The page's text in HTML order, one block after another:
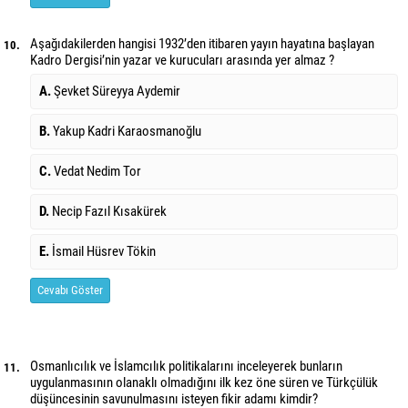
10.
Aşağıdakilerden hangisi 1932’den itibaren yayın hayatına başlayan
Kadro Dergisi’nin yazar ve kurucuları arasında yer almaz ?
A.Şevket Süreyya Aydemir
B.Yakup Kadri Karaosmanoğlu
C.Vedat Nedim Tor
D. Necip Fazıl Kısakürek
E. İsmail Hüsrev Tökin
Cevabı Göster
11.
Osmanlıcılık ve İslamcılık politikalarını inceleyerek bunların
uygulanmasının olanaklı olmadığını ilk kez öne süren ve Türkçülük
düşüncesinin savunulmasını isteyen fikir adamı kimdir?